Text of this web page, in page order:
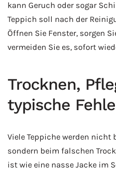
kann Geruch oder sogar
Teppich soll nach der
Öffnen Sie Fenster, sorgen
vermeiden Sie es, sofort
Trocknen,
typische
Viele Teppiche werden nicht
sondern beim falschen
ist wie eine nasse Jacke im